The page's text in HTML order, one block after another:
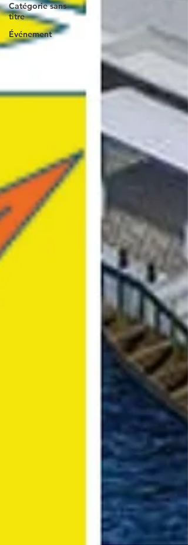
Catégorie sans
titre
Événement